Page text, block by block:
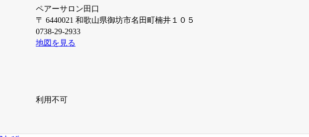
ペアーサロン田口
〒 6440021 和歌山県御坊市名田町楠井１０５
0738-29-2933
地図を見る
利用不可